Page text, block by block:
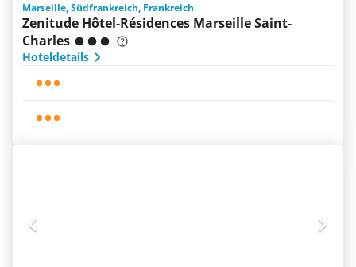
Marseille, Südfrankreich, Frankreich
Zenitude Hôtel-Résidences Marseille Saint-
Charles
Hoteldetails